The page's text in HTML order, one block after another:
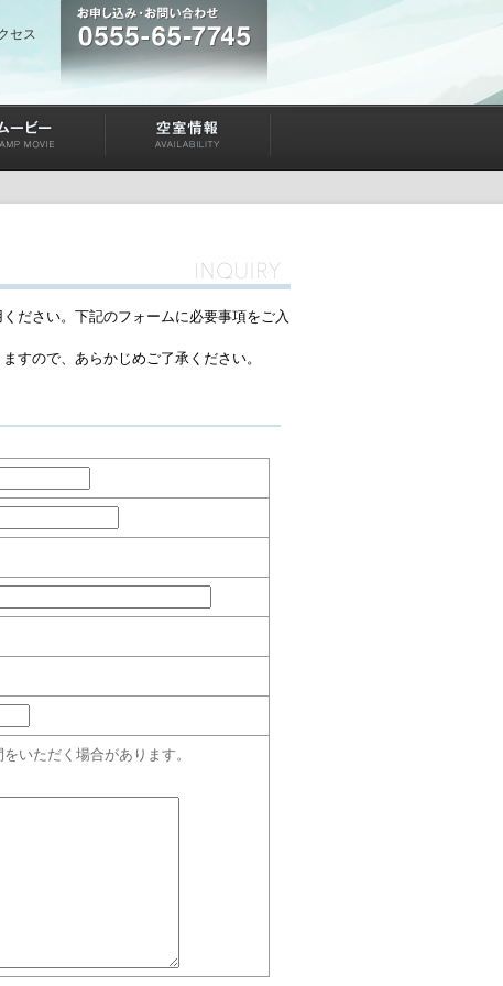
セス
ださい。下記のフォームに必要事項をご入
すので、あらかじめご了承ください。
いただく場合があります。